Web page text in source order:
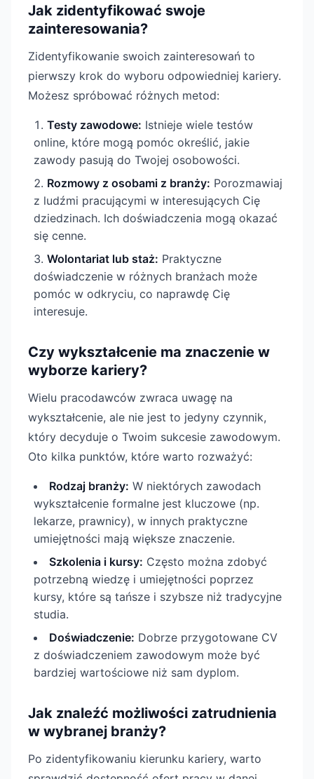
Jak zidentyfikować swoje
zainteresowania?
Zidentyfikowanie swoich zainteresowań to
pierwszy krok do wyboru odpowiedniej kariery.
Możesz spróbować różnych metod:
Testy zawodowe: Istnieje wiele testów
online, które mogą pomóc określić, jakie
zawody pasują do Twojej osobowości.
Rozmowy z osobami z branży: Porozmawiaj
z ludźmi pracującymi w interesujących Cię
dziedzinach. Ich doświadczenia mogą okazać
się cenne.
Wolontariat lub staż: Praktyczne
doświadczenie w różnych branżach może
pomóc w odkryciu, co naprawdę Cię
interesuje.
Czy wykształcenie ma znaczenie w
wyborze kariery?
Wielu pracodawców zwraca uwagę na
wykształcenie, ale nie jest to jedyny czynnik,
który decyduje o Twoim sukcesie zawodowym.
Oto kilka punktów, które warto rozważyć:
Rodzaj branży: W niektórych zawodach
wykształcenie formalne jest kluczowe (np.
lekarze, prawnicy), w innych praktyczne
umiejętności mają większe znaczenie.
Szkolenia i kursy: Często można zdobyć
potrzebną wiedzę i umiejętności poprzez
kursy, które są tańsze i szybsze niż tradycyjne
studia.
Doświadczenie: Dobrze przygotowane CV
z doświadczeniem zawodowym może być
bardziej wartościowe niż sam dyplom.
Jak znaleźć możliwości zatrudnienia
w wybranej branży?
Po zidentyfikowaniu kierunku kariery, warto